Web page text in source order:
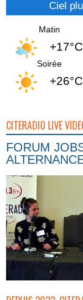
Ciel
Matin
+17°C
Soirée
+26°C
CITERADIO LIVE
FORUM